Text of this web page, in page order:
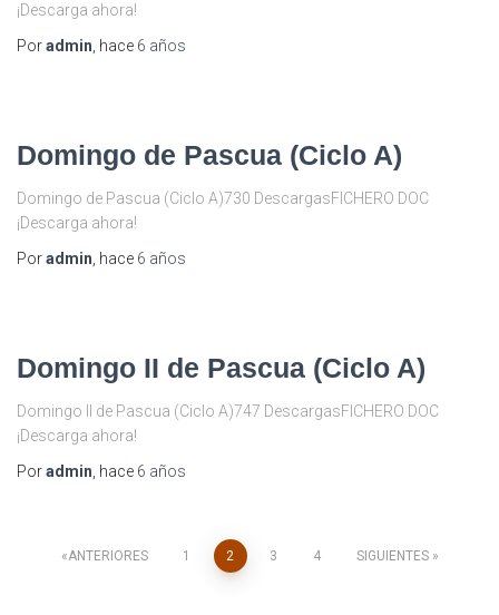
¡Descarga ahora!
Poradmin , hace 6 años
Domingo de Pascua (Ciclo A)
Domingo de Pascua (Ciclo A)730 DescargasFICHERO DOC
¡Descarga ahora!
Poradmin , hace 6 años
Domingo II de Pascua (Ciclo A)
Domingo II de Pascua (Ciclo A)747 DescargasFICHERO DOC
¡Descarga ahora!
Poradmin , hace 6 años
Navegación
ANTERIORES 1 2 3 4 SIGUIENTES